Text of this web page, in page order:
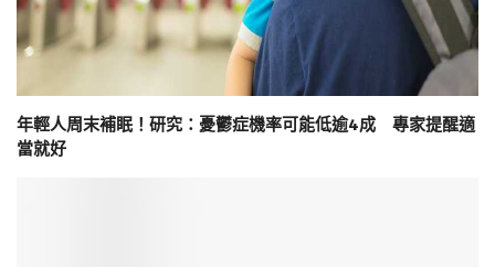
年輕人周末補眠！研究：憂鬱症機率可能低逾4成 專家提醒適
當就好